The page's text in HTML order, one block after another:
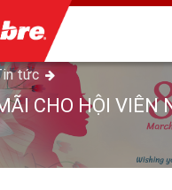
tức
CHO HỘI VIÊN